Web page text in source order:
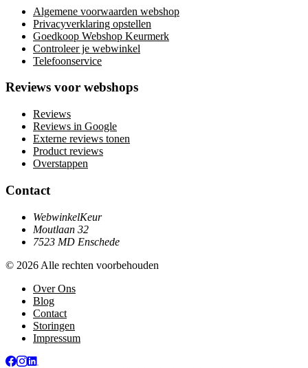
Algemene voorwaarden webshop
Privacyverklaring opstellen
Goedkoop Webshop Keurmerk
Controleer je webwinkel
Telefoonservice
Reviews voor webshops
Reviews
Reviews in Google
Externe reviews tonen
Product reviews
Overstappen
Contact
WebwinkelKeur
Moutlaan 32
7523 MD Enschede
© 2026 Alle rechten voorbehouden
Over Ons
Blog
Contact
Storingen
Impressum